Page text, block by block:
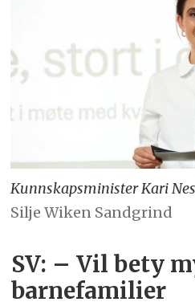
Kunnskapsminister Kari
Silje Wiken Sandgrind
SV: – Vil bety
barnefamilier